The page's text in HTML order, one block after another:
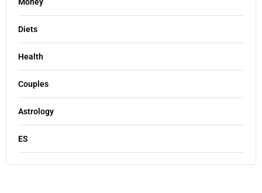
Diets
Health
Couples
Astrology
ES